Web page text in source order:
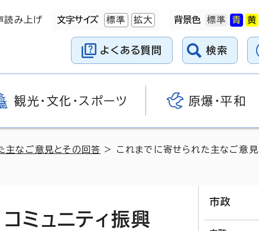
読み上げ 文字サイズ 標準 拡大 背景色
よくある質問 検索
観光・文化・スポーツ 原爆・平和
主なご意見とその回答 > これまでに寄せられた主なご意
ミュニティ振興
市政